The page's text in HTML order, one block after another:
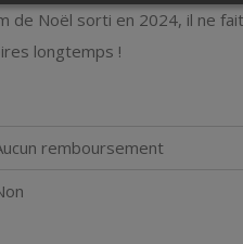
de Noël sorti en 2024, il ne
longtemps !
remboursement